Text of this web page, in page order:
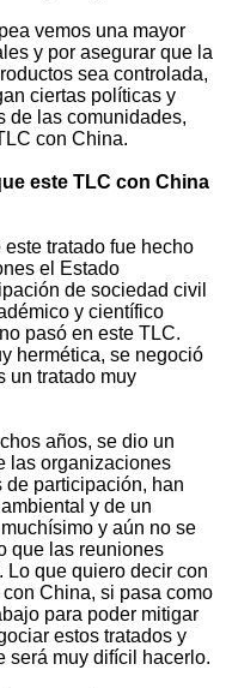
vemos una mayor
y por asegurar que la
sea controlada,
ciertas políticas y
de las comunidades,
con China.
este TLC con China
tratado fue hecho
el Estado
de sociedad civil
y científico
pasó en este TLC.
hermética, se negoció
un tratado muy
años, se dio un
las organizaciones
participación, han
y de un
y aún no se
que las reuniones
Lo que quiero decir con
China, si pasa como
para poder mitigar
estos tratados y
será muy difícil hacerlo.